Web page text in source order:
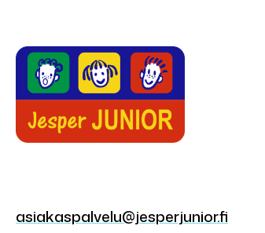
asiakaspalvelu@jesperjunior.fi